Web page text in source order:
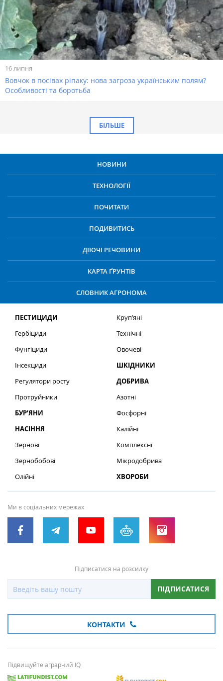
16 липня
Вовчок в посівах ріпаку: нова загроза українським полям?
Особливості та боротьба
БІЛЬШЕ
НОВИНИ
ТЕХНОЛОГІЇ
ПОЧИТАТИ
ПОДИВИТИСЬ
ДІЮЧІ РЕЧОВИНИ
КАРТА ҐРУНТІВ
СЛОВНИК АГРОНОМА
ПЕСТИЦИДИ
Гербіциди
Фунгіциди
Інсекциди
Регулятори росту
Протруйники
БУР’ЯНИ
НАСІННЯ
Зернові
Зернобобові
Олійні
Круп’яні
Технічні
Овочеві
ШКІДНИКИ
ДОБРИВА
Азотні
Фосфорні
Калійні
Комплексні
Мікродобрива
ХВОРОБИ
Ми в соціальних мережах
Підписатися на розсилку
ПІДПИСАТИСЯ
КОНТАКТИ
Підвищуйте аграрний IQ